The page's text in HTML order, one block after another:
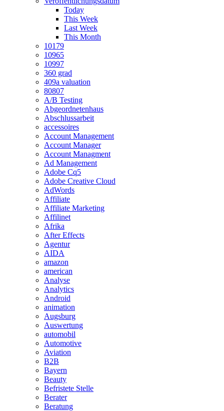
Today
This Week
Last Week
This Month
10179
10965
10997
360 grad
409a valuation
80807
A/B Testing
Abgeordnetenhaus
Abschlussarbeit
accessoires
Account Management
Account Manager
Account Managment
Ad Management
Adobe Cq5
Adobe Creative Cloud
AdWords
Affiliate
Affiliate Marketing
Affilinet
Afrika
After Effects
Agentur
AIDA
amazon
american
Analyse
Analytics
Android
animation
Augsburg
Auswertung
automobil
Automotive
Aviation
B2B
Bayern
Beauty
Befristete Stelle
Berater
Beratung